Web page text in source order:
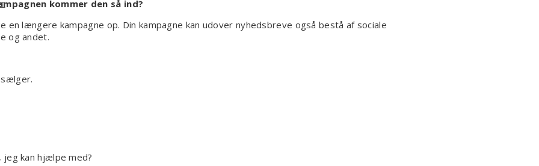
kommer den så ind?
længere kampagne op. Din kampagne kan udover nyhedsbreve også bestå af sociale
og andet.
sælger.
kan hjælpe med?